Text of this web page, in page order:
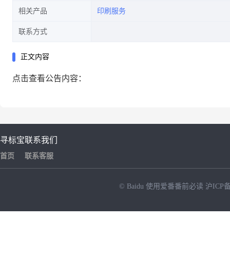
相关产品 印刷服务
联系方式
正文内容
点击查看公告内容：
寻标宝
首页
联系我们
联系客服
© Baidu 使用爱番番前必读 沪ICP